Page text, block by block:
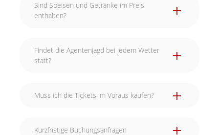
Sind Speisen und Getränke im Preis
enthalten?
Findet die Agentenjagd bei jedem Wetter
statt?
Muss ich die Tickets im Voraus kaufen?
Kurzfristige Buchungsanfragen